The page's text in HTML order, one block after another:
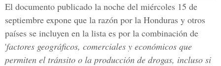
El documento publicado la noche del miércoles 15 de
septiembre expone que la razón por la Honduras y otros
países se incluyen en la lista es por la combinación de
'factores geográficos, comerciales y económicos que
permiten el tránsito o la producción de drogas, incluso si